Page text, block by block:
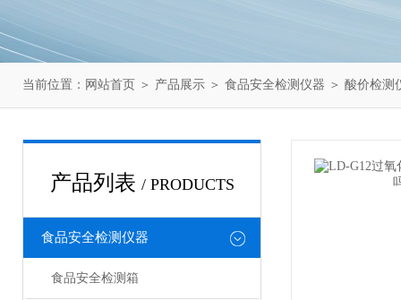
当前位置： 网站首页 ＞ 产品展示 ＞ 食品安全检测仪器 ＞ 酸价检测
产品列表 / PRODUCTS
食品安全检测仪器
食品安全检测箱